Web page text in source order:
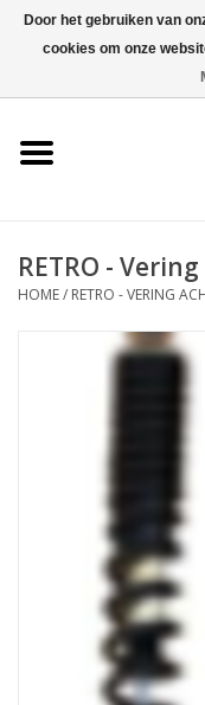
RETRO -
HOME/ RETRO - VERING
Door het gebruiken van
cookies om onze